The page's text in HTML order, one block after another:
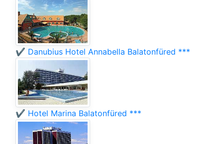
✔️ Danubius Hotel Annabella Balatonfüred ***
✔️ Hotel Marina Balatonfüred ***